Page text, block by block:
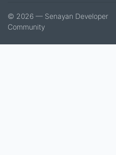
© 2026 — Senayan Developer
Community